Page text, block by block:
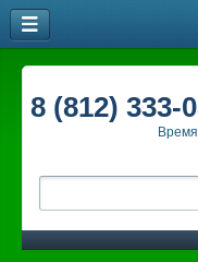
8 (812) 333-